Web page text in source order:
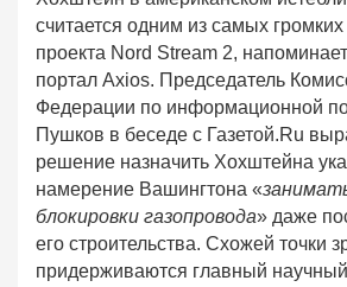
считается одним из самых громких
проекта Nord Stream 2,
портал Axios. Председатель
Федерации по информационной
Пушков в беседе с Газетой.Ru
решение назначить Хохштейна
намерение Вашингтона «
блокировки газопровода» даже
его строительства. Схожей точки
придерживаются главный научный